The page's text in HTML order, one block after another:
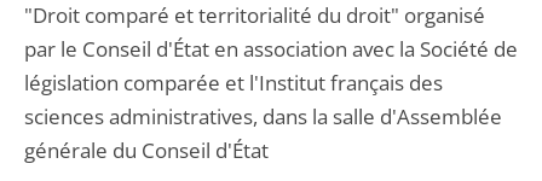
"Droit comparé et territorialité du droit" organisé
par le Conseil d'État en association avec la Société de
législation comparée et l'Institut français des
sciences administratives, dans la salle d'Assemblée
générale du Conseil d'État